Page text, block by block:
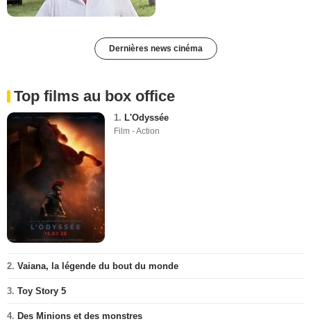
Dernières news cinéma
Top films au box office
1. L'Odyssée
Film - Action
2. Vaiana, la légende du bout du monde
3. Toy Story 5
4. Des Minions et des monstres